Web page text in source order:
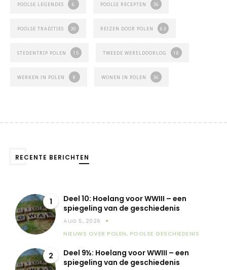
POOLSE LEGENDES 6 POOLSE RECEPTEN 36
POOLSE TRADITIES 30 REIZEN DOOR POLEN 63
STEDENTRIP POLEN 15 TWEEDE WERELDOORLOG 18
WERKEN IN POLEN 8 WONEN IN POLEN 36
RECENTE BERICHTEN
1
Deel 10: Hoelang voor WWIII – een
spiegeling van de geschiedenis
AUG 5, 2026
NIEUWS OVER POLEN, POOLSE GESCHIEDENIS
2
Deel 9½: Hoelang voor WWIII – een
spiegeling van de geschiedenis